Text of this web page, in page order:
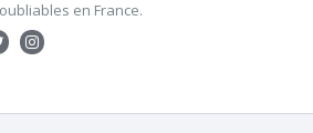
en France.